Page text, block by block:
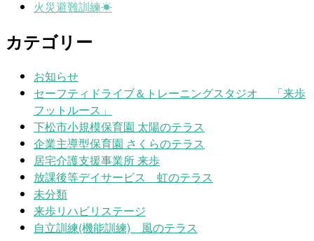
火災避難訓練☀
カテゴリー
お知らせ
セーフティドライブ＆トレーニングスタジオ 「来歩
フットルース」
下松市小規模保育園 太陽のテラス
企業主導型保育園 さくらのテラス
居宅介護支援事業所 来歩
放課後等デイサービス 虹のテラス
未分類
来歩リハビリステージ
自立訓練(機能訓練) 風のテラス